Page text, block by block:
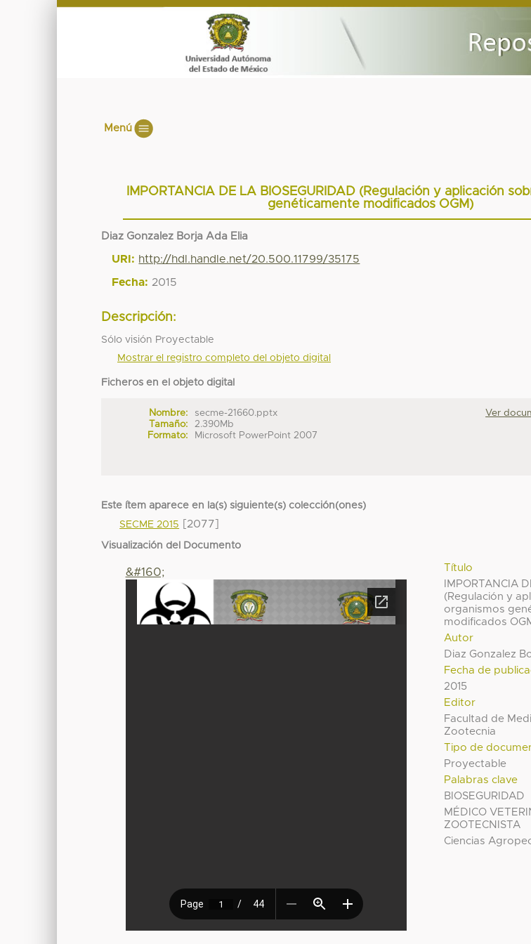
Menú
IMPORTANCIA DE LA BIOSEGURIDAD (Regulación y aplicación
genéticamente modificados OGM)
Diaz Gonzalez Borja Ada Elia
URI: http://hdl.handle.net/20.500.11799/35175
Fecha: 2015
Descripción:
Sólo visión Proyectable
Mostrar el registro completo del objeto digital
Ficheros en el objeto digital
Nombre:
secme-21660.pptx
Tamaño:
2.390Mb
Formato:
Microsoft PowerPoint 2007
Ver
Este ítem aparece en la(s) siguiente(s) colección(ones)
SECME 2015
[2077]
Visualización del Documento
Título
IMPORTANCIA
(Regulación y
organismos
modificados
Autor
Diaz Gonzalez
Fecha de
2015
Editor
Facultad de
Zootecnia
Tipo de
Proyectable
Palabras clave
BIOSEGURIDAD
MÉDICO
ZOOTECNISTA
Ciencias
&#160;